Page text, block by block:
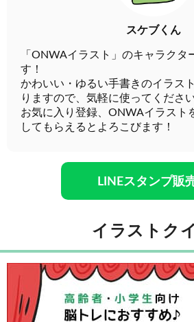
スケブくん
「ONWAイラスト」のキャラクタ
す！
かわいい・ゆるい手書きのイラス
りますので、気軽に使ってください
お気に入り登録、ONWAイラスト
してもらえるとよろこびます！
LINEスタンプ販
イラストク